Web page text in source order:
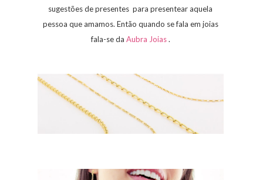
sugestões de presentes para presentear aquela
pessoa que amamos. Então quando se fala em joias
fala-se da Aubra Joias.